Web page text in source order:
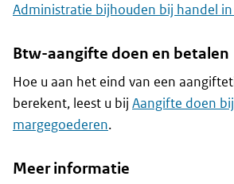
Administratie bijhouden bij handel
Btw-aangifte doen en betalen
Hoe u aan het eind van een
berekent, leest u bij Aangifte doen
margegoederen.
Meer informatie